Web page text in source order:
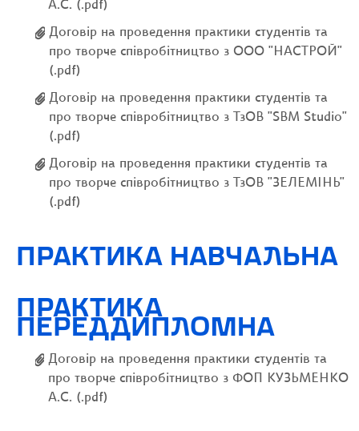
А.С. (.pdf)
Договір на проведення практики студентів та
про творче співробітництво з ООО "НАСТРОЙ"
(.pdf)
Договір на проведення практики студентів та
про творче співробітництво з ТзОВ "SBM Studio"
(.pdf)
Договір на проведення практики студентів та
про творче співробітництво з ТзОВ "ЗЕЛЕМІНЬ"
(.pdf)
ПРАКТИКА НАВЧАЛЬНА
ПРАКТИКА
ПЕРЕДДИПЛОМНА
Договір на проведення практики студентів та
про творче співробітництво з ФОП КУЗЬМЕНКО
А.С. (.pdf)